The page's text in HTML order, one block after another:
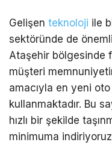
Gelişen teknoloji ile
sektöründe de
Ataşehir bölgesinde
müşteri
amacıyla en yeni
kullanmaktadır. Bu
hızlı bir şekilde
minimuma